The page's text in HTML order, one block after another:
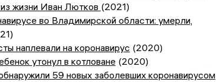
жизни Иван Лютков (2021)
во Владимирской области: умерли,
наплевали на коронавирус (2020)
утонул в котловане (2020)
59 новых заболевших коронавирусом